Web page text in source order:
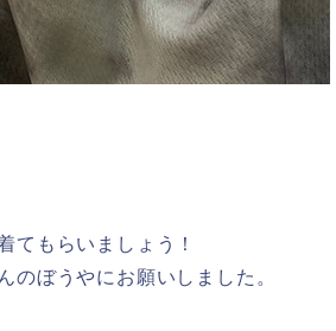
てもらいましょう！
のぼうやにお願いしました。